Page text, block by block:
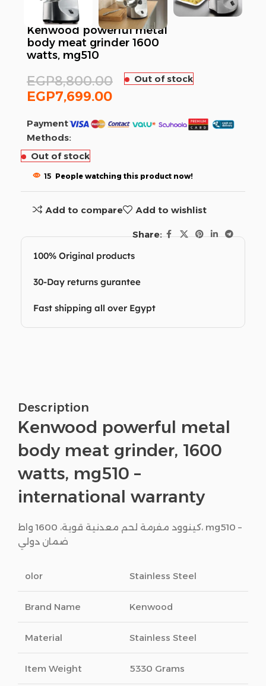
Kenwood powerful metal
body meat grinder 1600
watts, mg510
EGP8,800.00
EGP7,699.00
Out of stock
Payment
Methods:
Out of stock
15 People watching this product now!
Add to compare Add to wishlist
Share:
100% Original products
30-Day returns gurantee
Fast shipping all over Egypt
Description
Kenwood powerful metal
body meat grinder, 1600
watts, mg510 –
international warranty
كينوود مفرمة لحم معدنية قوية، 1600 واط، mg510 –
ضمان دولي
olor Stainless Steel
Brand Name Kenwood
Material Stainless Steel
Item Weight 5330 Grams